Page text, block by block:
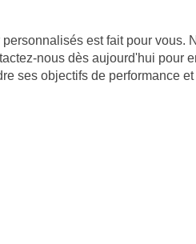
est fait pour vous.
nous dès aujourd'hui pour
ses objectifs de performance